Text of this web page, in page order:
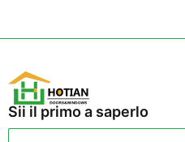
Sii il primo a saperlo